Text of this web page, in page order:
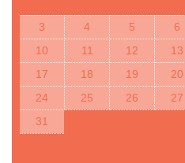
3
4 5 6
10
11 12 13
17
18 19 20
24
25 26 27
31